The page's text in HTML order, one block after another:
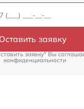
Оставить заявку
заявку" Вы
конфиденциальности